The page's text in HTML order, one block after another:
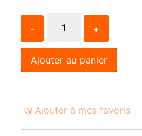
- +
Ajouter au panier
Ajouter à mes favoris